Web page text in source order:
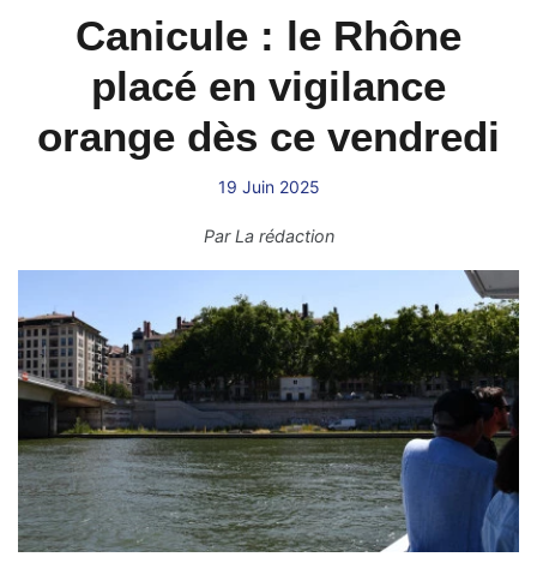
Canicule : le Rhône
placé en vigilance
orange dès ce vendredi
19 Juin 2025
ParLa rédaction